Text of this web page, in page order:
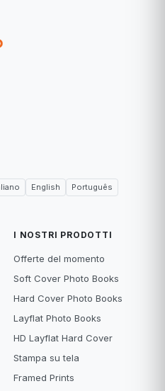
English
Português
I NOSTRI PRODOTTI
Offerte del momento
Soft Cover Photo Books
Hard Cover Photo Books
Layflat Photo Books
HD Layflat Hard Cover
Stampa su tela
Framed Prints